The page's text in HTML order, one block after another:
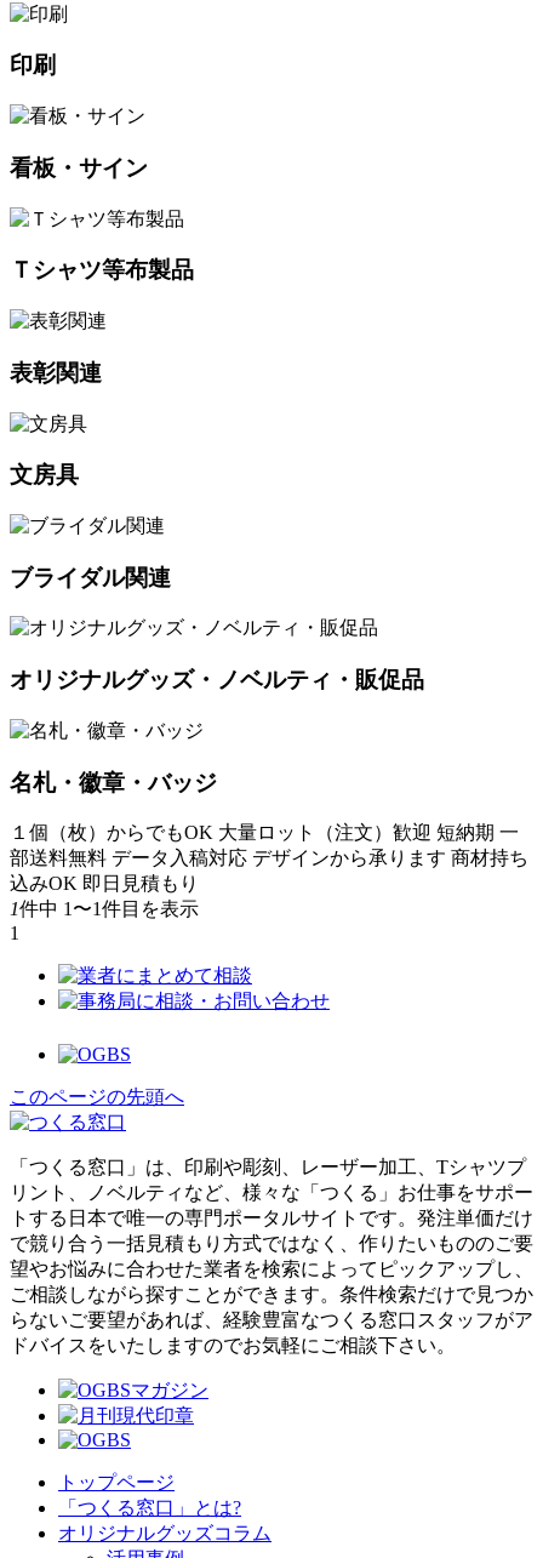
印刷
看板・サイン
Ｔシャツ等布製品
表彰関連
文房具
ブライダル関連
オリジナルグッズ・ノベルティ・販促品
名札・徽章・バッジ
１個（枚）からでもOK 大量ロット（注文）歓迎 短納期 一
部送料無料 データ入稿対応 デザインから承ります 商材持ち
込みOK 即日見積もり
1件中 1〜1件目を表示
1
このページの先頭へ
「つくる窓口」は、印刷や彫刻、レーザー加工、Tシャツプ
リント、ノベルティなど、様々な「つくる」お仕事をサポー
トする日本で唯一の専門ポータルサイトです。発注単価だけ
で競り合う一括見積もり方式ではなく、作りたいもののご要
望やお悩みに合わせた業者を検索によってピックアップし、
ご相談しながら探すことができます。条件検索だけで見つか
らないご要望があれば、経験豊富なつくる窓口スタッフがア
ドバイスをいたしますのでお気軽にご相談下さい。
トップページ
「つくる窓口」とは?
オリジナルグッズコラム